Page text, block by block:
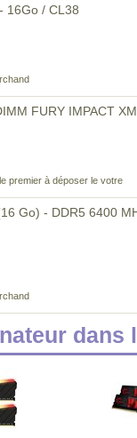
16Go / CL38
FURY IMPACT
premier à déposer le votre
Go) - DDR5 6400
dans